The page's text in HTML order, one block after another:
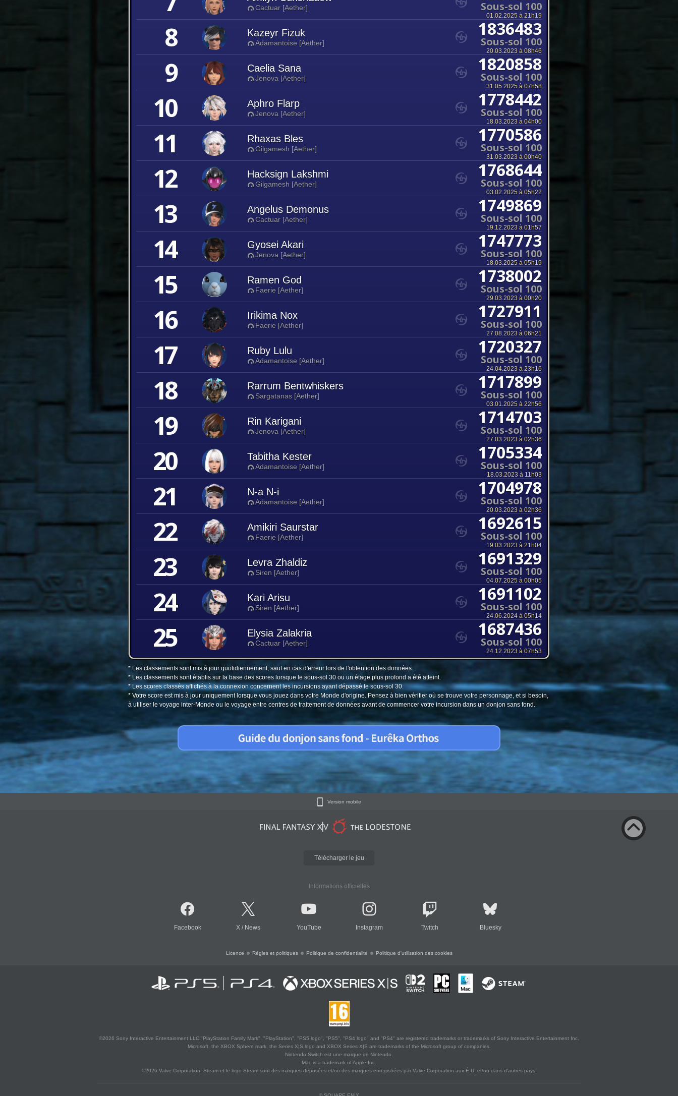
Cactuar [Aether] Sous-sol 100
01.02.2025 à 21h19
8 Kazeyr Fizuk
Adamantoise [Aether]
1836483
Sous-sol 100
20.03.2023 à 08h46
9 Caelia Sana
Jenova [Aether]
1820858
Sous-sol 100
31.05.2025 à 07h58
10 Aphro Flarp
Jenova [Aether]
1778442
Sous-sol 100
18.03.2023 à 04h00
11 Rhaxas Bles
Gilgamesh [Aether]
1770586
Sous-sol 100
31.03.2023 à 00h40
12 Hacksign Lakshmi
Gilgamesh [Aether]
1768644
Sous-sol 100
03.02.2025 à 05h22
13 Angelus Demonus
Cactuar [Aether]
1749869
Sous-sol 100
19.12.2023 à 01h57
14 Gyosei Akari
Jenova [Aether]
1747773
Sous-sol 100
18.03.2025 à 05h19
15 Ramen God
Faerie [Aether]
1738002
Sous-sol 100
29.03.2023 à 00h20
16 Irikima Nox
Faerie [Aether]
1727911
Sous-sol 100
27.08.2023 à 06h21
17 Ruby Lulu
Adamantoise [Aether]
1720327
Sous-sol 100
24.04.2023 à 23h16
18 Rarrum Bentwhiskers
Sargatanas [Aether]
1717899
Sous-sol 100
03.01.2025 à 22h56
19 Rin Karigani
Jenova [Aether]
1714703
Sous-sol 100
27.03.2023 à 02h36
20 Tabitha Kester
Adamantoise [Aether]
1705334
Sous-sol 100
18.03.2023 à 11h03
21 N-a N-i
Adamantoise [Aether]
1704978
Sous-sol 100
20.03.2023 à 02h36
22 Amikiri Saurstar
Faerie [Aether]
1692615
Sous-sol 100
19.03.2023 à 21h04
23 Levra Zhaldiz
Siren [Aether]
1691329
Sous-sol 100
04.07.2025 à 00h05
24 Kari Arisu
Siren [Aether]
1691102
Sous-sol 100
24.06.2024 à 05h14
25 Elysia Zalakria
Cactuar [Aether]
1687436
Sous-sol 100
24.12.2023 à 07h53
* Les classements sont mis à jour quotidiennement, sauf en cas d'erreur lors de l'obtention des données.
* Les classements sont établis sur la base des scores lorsque le sous-sol 30 ou un étage plus profond a été atteint.
* Les scores classés affichés à la connexion concernent les incursions ayant dépassé le sous-sol 30.
* Votre score est mis à jour uniquement lorsque vous jouez dans votre Monde d'origine. Pensez à bien vérifier où se trouve votre personnage, et si besoin,
à utiliser le voyage inter-Monde ou le voyage entre centres de traitement de données avant de commencer votre incursion dans un donjon sans fond.
Version mobile
Télécharger le jeu
Informations officielles
Facebook X / News YouTube Instagram Twitch Bluesky
Licence Règles et politiques Politique de confidentialité Politique d'utilisation des cookies
©2026 Sony Interactive Entertainment LLC."PlayStation Family Mark", "PlayStation", "PS5 logo", "PS5", "PS4 logo" and "PS4" are registered trademarks or trademarks of Sony Interactive Entertainment Inc.
Microsoft, the XBOX Sphere mark, the Series X|S logo and XBOX Series X|S are trademarks of the Microsoft group of companies.
Nintendo Switch est une marque de Nintendo.
Mac is a trademark of Apple Inc.
©2026 Valve Corporation. Steam et le logo Steam sont des marques déposées et/ou des marques enregistrées par Valve Corporation aux É.U. et/ou dans d'autres pays.